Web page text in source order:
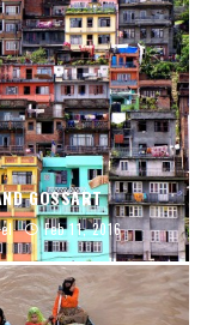
GOSSART
Feb 11, 2016